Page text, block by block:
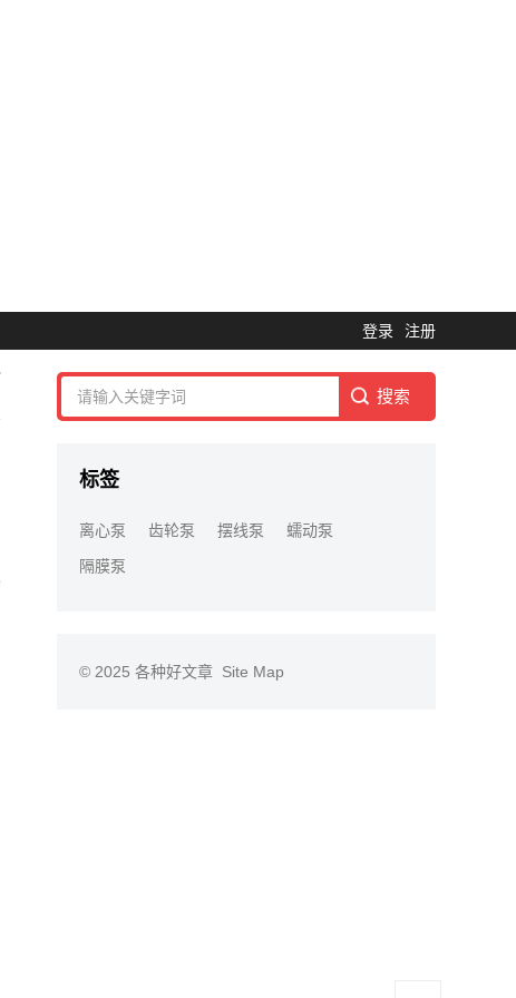
登录 注册
标签
离心泵 齿轮泵 摆线泵
蠕动泵
隔膜泵
© 2025 各种好文章 Site Map